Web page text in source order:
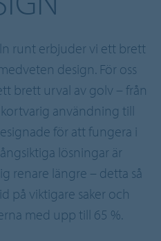
runt erbjuder vi ett brett
design. För oss
brett urval av golv – från
användning till
för att fungera i
lösningar är
renare längre – detta så
på viktigare saker och
med upp till 65 %.